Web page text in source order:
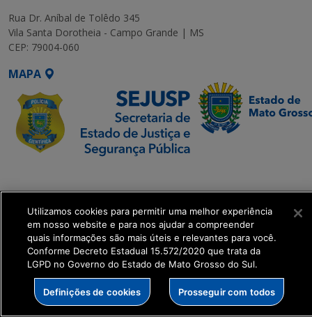
Rua Dr. Aníbal de Tolêdo 345
Vila Santa Dorotheia - Campo Grande | MS
CEP: 79004-060
MAPA
Executiva de
Transformação Digital
get_footer();
Utilizamos cookies para permitir uma melhor experiência
em nosso website e para nos ajudar a compreender
quais informações são mais úteis e relevantes para você.
Conforme Decreto Estadual 15.572/2020 que trata da
LGPD no Governo do Estado de Mato Grosso do Sul.
Definições de cookies Prosseguir com todos